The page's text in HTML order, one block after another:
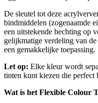
De sleutel tot deze
bindmiddelen (zogenaamde
een uitstekende hechting op
gelijkmatige verdeling van
een gemakkelijke toepassing.
Let op: Elke kleur wordt
tinten kunt kiezen die perfect
Wat is het Flexible Colour